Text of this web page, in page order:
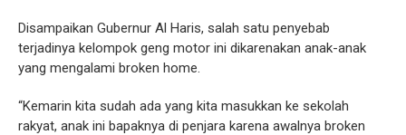
Disampaikan Gubernur Al Haris, salah satu penyebab
terjadinya kelompok geng motor ini dikarenakan anak-anak
yang mengalami broken home.
“Kemarin kita sudah ada yang kita masukkan ke sekolah
rakyat, anak ini bapaknya di penjara karena awalnya broken